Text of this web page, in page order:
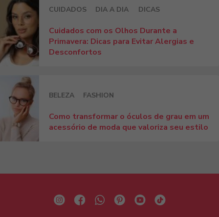
CUIDADOS DIA A DIA DICAS
Cuidados com os Olhos Durante a
Primavera: Dicas para Evitar Alergias e
Desconfortos
BELEZA FASHION
Como transformar o óculos de grau em um
acessório de moda que valoriza seu estilo